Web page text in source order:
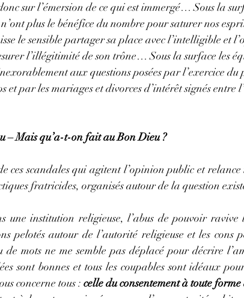
sur l’émersion de ce qui est immergé… Sous la
plus le bénéfice du nombre pour saturer nos
le sensible partager sa place avec l’intelligible et
l’illégitimité de son trône… Sous la surface les
aux questions posées par l’exercice
et par les mariages et divorces d’intérêt signés entre
– Mais qu’a-t-on fait au Bon Dieu ?
ces scandales qui agitent l’opinion public et relance
fratricides, organisés autour de la question
une institution religieuse, l’abus de pouvoir ravive
pelotés autour de l’autorité religieuse et les cons
mots ne me semble pas déplacé pour décrire
sont bonnes et tous les coupables sont idéaux
concerne tous : celle du consentement à toute